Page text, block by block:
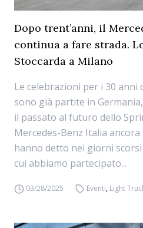
Dopo trent’anni, il
continua a fare strada.
Stoccarda a Milano
Le celebrazioni per i 30 anni
sono già partite in
il passato al futuro dello
Mercedes-Benz Italia
hanno detto nei giorni
cui abbiamo partecipato...
03/28/2025 Eventi, Light